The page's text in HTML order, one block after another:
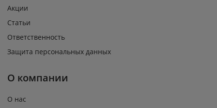
Акции
Статьи
Ответственность
Защита персональных данных
О компании
О нас